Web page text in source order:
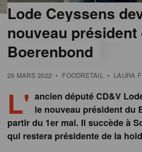
Lode Ceyssens
nouveau président
Boerenbond
29 MARS 2022 • FOODRETAIL • LAURA
L' ancien député CD&V
le nouveau président du
partir du 1er mai. Il succède à
qui restera présidente de la